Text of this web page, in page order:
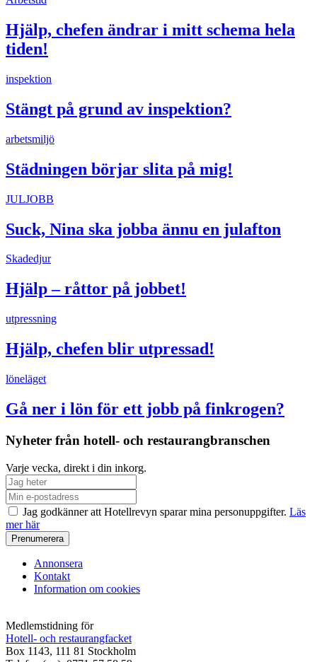
Hjälp, chefen ändrar i mitt schema hela
tiden!
inspektion
Stängt på grund av inspektion?
arbetsmiljö
Städningen börjar slita på mig!
JULJOBB
Suck, Nina ska jobba ännu en julafton
Skadedjur
Hjälp – råttor på jobbet!
utpressning
Hjälp, chefen blir utpressad!
löneläget
Gå ner i lön för ett jobb på finkrogen?
Nyheter från hotell- och restaurangbranschen
Varje vecka, direkt i din inkorg.
Jag godkänner att Hotellrevyn sparar mina personuppgifter. Läs
mer här
Annonsera
Kontakt
Information om cookies
Medlemstidning för
Hotell- och restaurangfacket
Box 1143, 111 81 Stockholm